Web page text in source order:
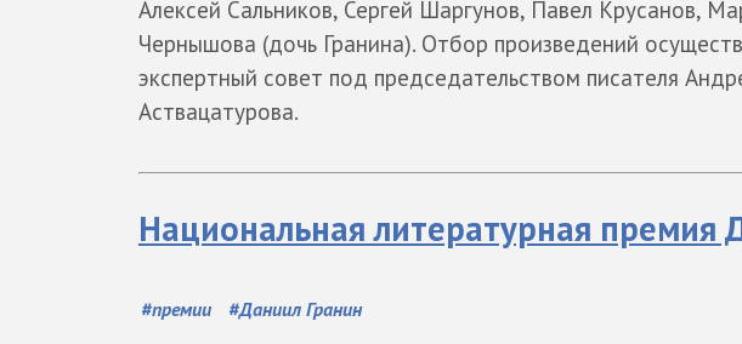
Алексей Сальников, Сергей Шаргунов, Павел Крусанов,
Чернышова (дочь Гранина). Отбор произведений
экспертный совет под председательством писателя
Аствацатурова.
Национальная литературная премия
#премии #Даниил Гранин